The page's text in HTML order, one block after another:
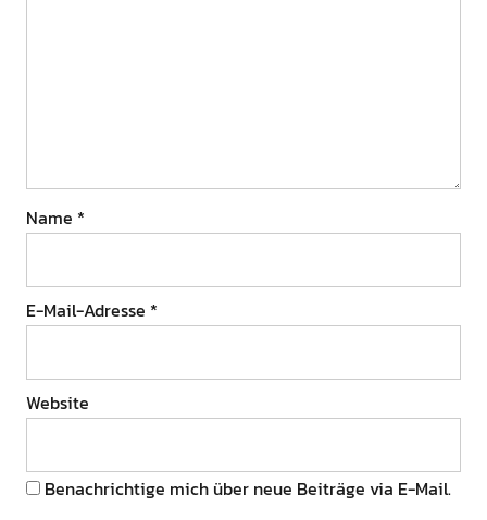
Name *
E-Mail-Adresse *
Website
Benachrichtige mich über neue Beiträge via E-Mail.